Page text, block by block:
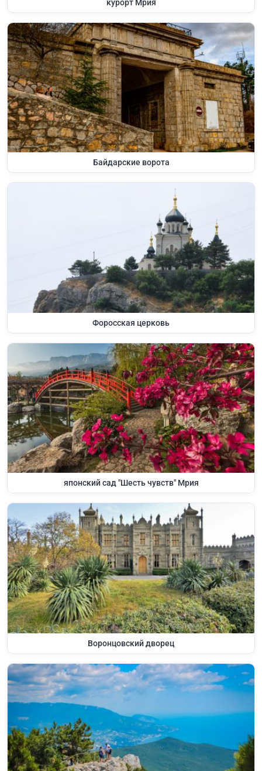
курорт Мрия
Байдарские ворота
Форосская церковь
японский сад "Шесть чувств" Мрия
Воронцовский дворец